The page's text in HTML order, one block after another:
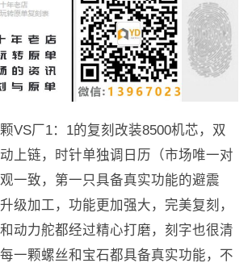
VS厂1：1的复刻改装8500机芯，双
上链，时针单独调日历（市场唯一对
一致，第一只具备真实功能的避震
级加工，功能更加强大，完美复刻，
动力舵都经过精心打磨，刻字也很清
一颗螺丝和宝石都具备真实功能，不